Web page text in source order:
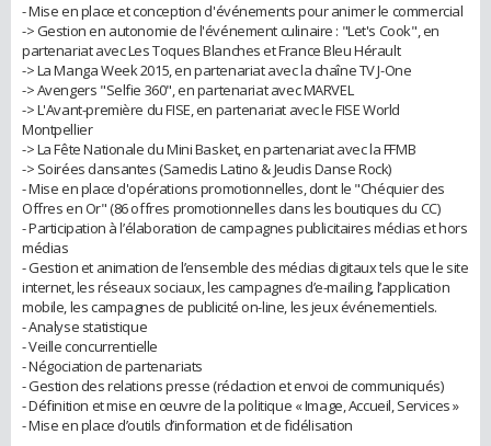
- Mise en place et conception d'événements pour animer le commercial
-> Gestion en autonomie de l'événement culinaire : "Let's Cook", en
partenariat avec Les Toques Blanches et France Bleu Hérault
-> La Manga Week 2015, en partenariat avec la chaîne TV J-One
-> Avengers "Selfie 360", en partenariat avec MARVEL
-> L'Avant-première du FISE, en partenariat avec le FISE World
Montpellier
-> La Fête Nationale du Mini Basket, en partenariat avec la FFMB
-> Soirées dansantes (Samedis Latino & Jeudis Danse Rock)
- Mise en place d'opérations promotionnelles, dont le "Chéquier des
Offres en Or" (86 offres promotionnelles dans les boutiques du CC)
- Participation à l’élaboration de campagnes publicitaires médias et hors
médias
- Gestion et animation de l’ensemble des médias digitaux tels que le site
internet, les réseaux sociaux, les campagnes d’e-mailing, l’application
mobile, les campagnes de publicité on-line, les jeux événementiels.
- Analyse statistique
- Veille concurrentielle
- Négociation de partenariats
- Gestion des relations presse (rédaction et envoi de communiqués)
- Définition et mise en œuvre de la politique « Image, Accueil, Services »
- Mise en place d’outils d’information et de fidélisation